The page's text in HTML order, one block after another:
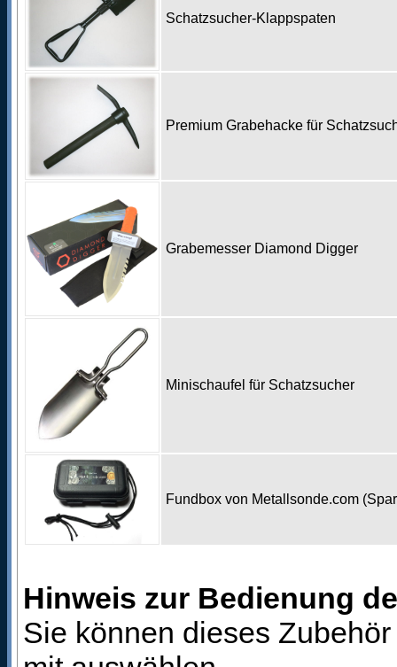
Schatzsucher-Klappspaten
Premium Grabehacke für
Grabemesser Diamond Digger
Minischaufel für Schatzsucher
Fundbox von Metallsonde.com
Hinweis zur Bedienung
Sie können dieses